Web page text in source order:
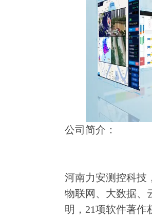
公司简介：
河南力安测控科技
物联网、大数据、
明，21项软件著作